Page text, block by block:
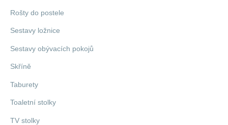
Rošty do postele
Sestavy ložnice
Sestavy obývacích pokojů
Skříně
Taburety
Toaletní stolky
TV stolky